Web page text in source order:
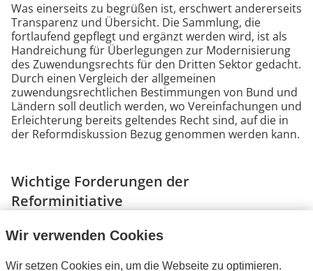
Was einerseits zu begrüßen ist, erschwert andererseits
Transparenz und Übersicht. Die Sammlung, die
fortlaufend gepflegt und ergänzt werden wird, ist als
Handreichung für Überlegungen zur Modernisierung
des Zuwendungsrechts für den Dritten Sektor gedacht.
Durch einen Vergleich der allgemeinen
zuwendungsrechtlichen Bestimmungen von Bund und
Ländern soll deutlich werden, wo Vereinfachungen und
Erleichterung bereits geltendes Recht sind, auf die in
der Reformdiskussion Bezug genommen werden kann.
Wichtige Forderungen der
Reforminitiative
Vorzeitiger Maßnahmebeginn
Wir verwenden Cookies
Wir setzen Cookies ein, um die Webseite zu optimieren.